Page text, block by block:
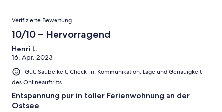
Verifizierte Bewertung
10/10 – Hervorragend
Henri L.
16. Apr. 2023
Gut: Sauberkeit, Check-in, Kommunikation, Lage und Genauigkeit
des Onlineauftritts
Entspannung pur in toller Ferienwohnung an der
Ostsee